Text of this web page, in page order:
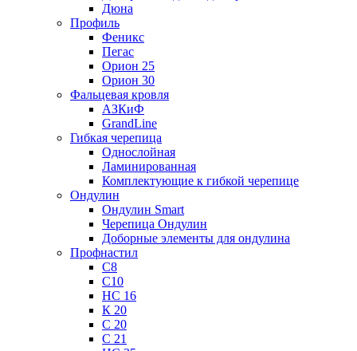
Дюна
Профиль
Феникс
Пегас
Орион 25
Орион 30
Фальцевая кровля
АЗКиФ
GrandLine
Гибкая черепица
Однослойная
Ламинированная
Комплектующие к гибкой черепице
Ондулин
Ондулин Smart
Черепица Ондулин
Доборные элементы для ондулина
Профнастил
С8
С10
НС 16
К 20
С 20
С 21